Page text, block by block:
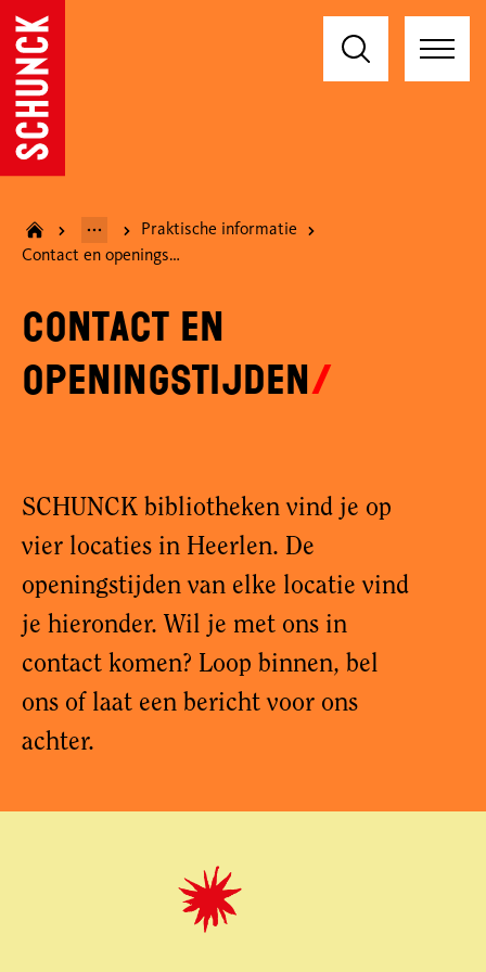
Praktische informatie
Contact en openingstijden
Contact en
openingstijden
SCHUNCK bibliotheken vind je op
vier locaties in Heerlen. De
openingstijden van elke locatie vind
je hieronder. Wil je met ons in
contact komen? Loop binnen, bel
ons of laat een bericht voor ons
achter.